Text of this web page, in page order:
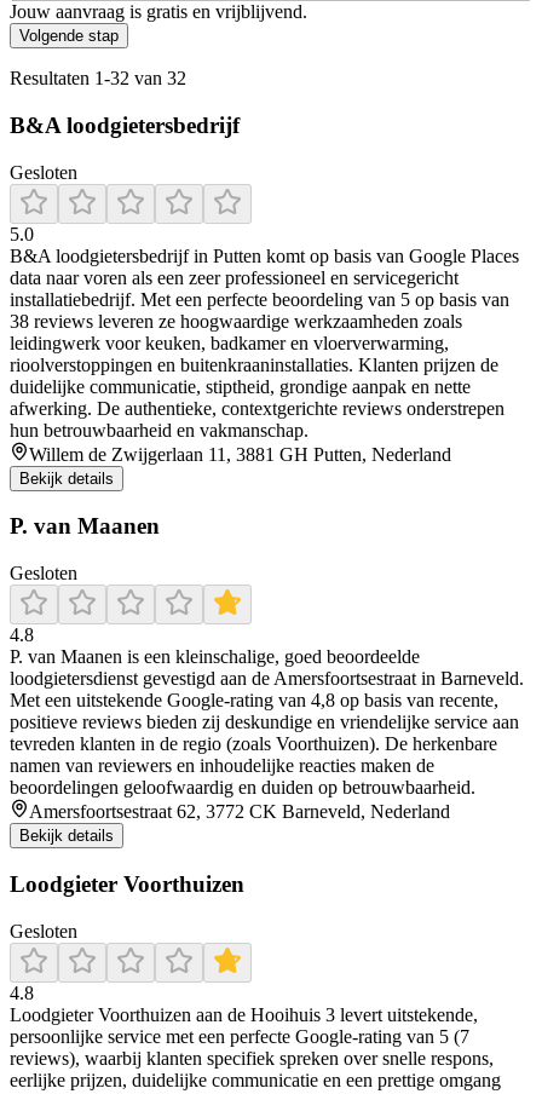
Jouw aanvraag is gratis en vrijblijvend.
Volgende stap
Resultaten 1-32 van 32
B&A loodgietersbedrijf
Gesloten
5.0
B&A loodgietersbedrijf in Putten komt op basis van Google Places
data naar voren als een zeer professioneel en servicegericht
installatiebedrijf. Met een perfecte beoordeling van 5 op basis van
38 reviews leveren ze hoogwaardige werkzaamheden zoals
leidingwerk voor keuken, badkamer en vloerverwarming,
rioolverstoppingen en buitenkraaninstallaties. Klanten prijzen de
duidelijke communicatie, stiptheid, grondige aanpak en nette
afwerking. De authentieke, contextgerichte reviews onderstrepen
hun betrouwbaarheid en vakmanschap.
Willem de Zwijgerlaan 11, 3881 GH Putten, Nederland
Bekijk details
P. van Maanen
Gesloten
4.8
P. van Maanen is een kleinschalige, goed beoordeelde
loodgietersdienst gevestigd aan de Amersfoortsestraat in Barneveld.
Met een uitstekende Google-rating van 4,8 op basis van recente,
positieve reviews bieden zij deskundige en vriendelijke service aan
tevreden klanten in de regio (zoals Voorthuizen). De herkenbare
namen van reviewers en inhoudelijke reacties maken de
beoordelingen geloofwaardig en duiden op betrouwbaarheid.
Amersfoortsestraat 62, 3772 CK Barneveld, Nederland
Bekijk details
Loodgieter Voorthuizen
Gesloten
4.8
Loodgieter Voorthuizen aan de Hooihuis 3 levert uitstekende,
persoonlijke service met een perfecte Google‑rating van 5 (7
reviews), waarbij klanten specifiek spreken over snelle respons,
eerlijke prijzen, duidelijke communicatie en een prettige omgang